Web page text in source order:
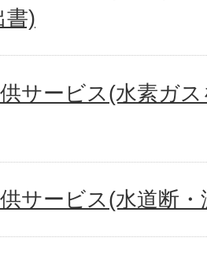
書)
サービス(水素ガ
サービス(水道断